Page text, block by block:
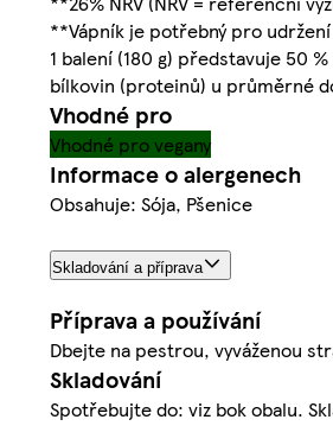
**Vápník je potřebný pro
1 balení (180 g) představuje 50
bílkovin (proteinů) u průměrné
Vhodné pro
Vhodné pro vegany
Informace o alergenech
Obsahuje: Sója, Pšenice
Skladování a příprava
Příprava a používání
Dbejte na pestrou, vyváženou
Skladování
Spotřebujte do: viz bok obalu.